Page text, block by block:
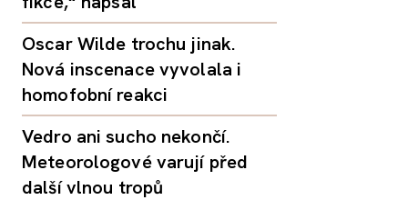
Oscar Wilde trochu jinak.
Nová inscenace vyvolala i
homofobní reakci
Vedro ani sucho nekončí.
Meteorologové varují před
další vlnou tropů